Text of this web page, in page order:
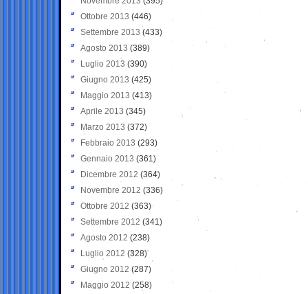
Ottobre 2013 (446)
Settembre 2013 (433)
Agosto 2013 (389)
Luglio 2013 (390)
Giugno 2013 (425)
Maggio 2013 (413)
Aprile 2013 (345)
Marzo 2013 (372)
Febbraio 2013 (293)
Gennaio 2013 (361)
Dicembre 2012 (364)
Novembre 2012 (336)
Ottobre 2012 (363)
Settembre 2012 (341)
Agosto 2012 (238)
Luglio 2012 (328)
Giugno 2012 (287)
Maggio 2012 (258)